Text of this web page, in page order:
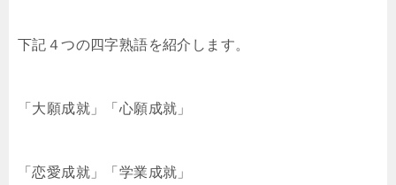
下記４つの四字熟語を紹介します。
「大願成就」「心願成就」
「恋愛成就」「学業成就」